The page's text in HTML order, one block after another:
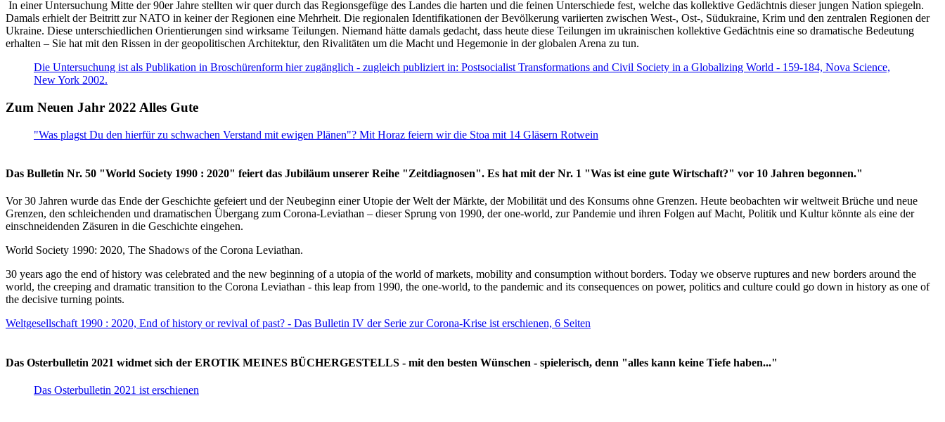
In einer Untersuchung Mitte der 90er Jahre stellten wir quer durch das Regionsgefüge des Landes die harten und die feinen Unterschiede fest, welche das kollektive Gedächtnis dieser jungen Nation spiegeln.
Damals erhielt der Beitritt zur NATO in keiner der Regionen eine Mehrheit. Die regionalen Identifikationen der Bevölkerung variierten zwischen West-, Ost-, Südukraine, Krim und den zentralen Regionen der
Ukraine. Diese unterschiedlichen Orientierungen sind wirksame Teilungen. Niemand hätte damals gedacht, dass heute diese Teilungen im ukrainischen kollektive Gedächtnis eine so dramatische Bedeutung
erhalten – Sie hat mit den Rissen in der geopolitischen Architektur, den Rivalitäten um die Macht und Hegemonie in der globalen Arena zu tun.
Die Untersuchung ist als Publikation in Broschürenform hier zugänglich - zugleich publiziert in: Postsocialist Transformations and Civil Society in a Globalizing World - 159-184, Nova Science,
New York 2002.
Zum Neuen Jahr 2022 Alles Gute
"Was plagst Du den hierfür zu schwachen Verstand mit ewigen Plänen"? Mit Horaz feiern wir die Stoa mit 14 Gläsern Rotwein
Das Bulletin Nr. 50 "World Society 1990 : 2020" feiert das Jubiläum unserer Reihe "Zeitdiagnosen". Es hat mit der Nr. 1 "Was ist eine gute Wirtschaft?" vor 10 Jahren begonnen."
Vor 30 Jahren wurde das Ende der Geschichte gefeiert und der Neubeginn einer Utopie der Welt der Märkte, der Mobilität und des Konsums ohne Grenzen. Heute beobachten wir weltweit Brüche und neue
Grenzen, den schleichenden und dramatischen Übergang zum Corona-Leviathan – dieser Sprung von 1990, der one-world, zur Pandemie und ihren Folgen auf Macht, Politik und Kultur könnte als eine der
einschneidenden Zäsuren in die Geschichte eingehen.
World Society 1990: 2020, The Shadows of the Corona Leviathan.
30 years ago the end of history was celebrated and the new beginning of a utopia of the world of markets, mobility and consumption without borders. Today we observe ruptures and new borders around the
world, the creeping and dramatic transition to the Corona Leviathan - this leap from 1990, the one-world, to the pandemic and its consequences on power, politics and culture could go down in history as one of
the decisive turning points.
Weltgesellschaft 1990 : 2020, End of history or revival of past? - Das Bulletin IV der Serie zur Corona-Krise ist erschienen, 6 Seiten
Das Osterbulletin 2021 widmet sich der EROTIK MEINES BÜCHERGESTELLS - mit den besten Wünschen - spielerisch, denn "alles kann keine Tiefe haben..."
Das Osterbulletin 2021 ist erschienen